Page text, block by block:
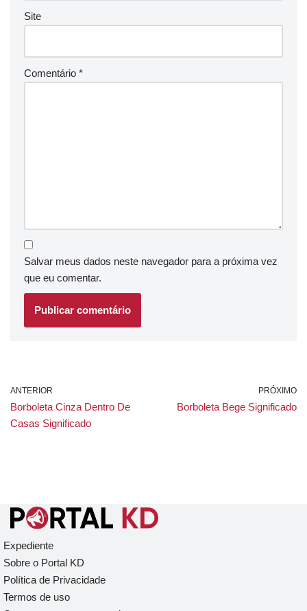
Site
Comentário *
Salvar meus dados neste navegador para a próxima vez
que eu comentar.
ANTERIOR
Borboleta Cinza Dentro De
Casas Significado
PRÓXIMO
Borboleta Bege Significado
Expediente
Sobre o Portal KD
Política de Privacidade
Termos de uso